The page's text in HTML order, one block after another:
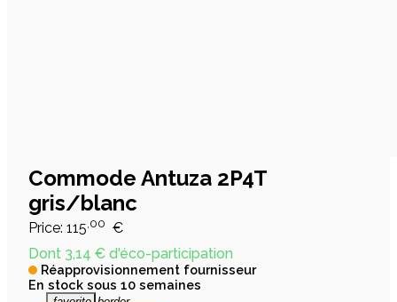
Commode Antuza 2P4T
gris/blanc
Price: 115 ,00 €
Dont 3,14 € d'éco-participation
Réapprovisionnement fournisseur
En stock sous 10 semaines